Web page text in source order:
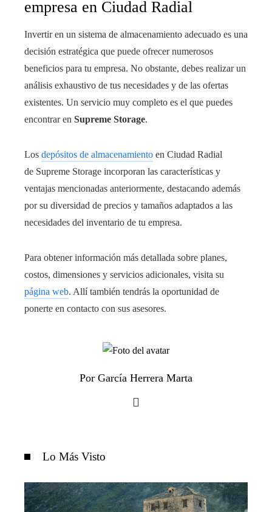
empresa en Ciudad Radial
Invertir en un sistema de almacenamiento adecuado es una
decisión estratégica que puede ofrecer numerosos
beneficios para tu empresa. No obstante, debes realizar un
análisis exhaustivo de tus necesidades y de las ofertas
existentes. Un servicio muy completo es el que puedes
encontrar en Supreme Storage.
Los depósitos de almacenamiento en Ciudad Radial
de Supreme Storage incorporan las características y
ventajas mencionadas anteriormente, destacando además
por su diversidad de precios y tamaños adaptados a las
necesidades del inventario de tu empresa.
Para obtener información más detallada sobre planes,
costos, dimensiones y servicios adicionales, visita su
página web. Allí también tendrás la oportunidad de
ponerte en contacto con sus asesores.
Por García Herrera Marta
Lo Más Visto